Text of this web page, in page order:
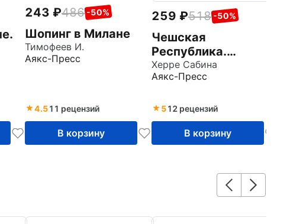
243 486 -50%
Шопинг в Милане
Тимофеев И.
Аякс-Пресс
4.511 рецензий
В корзину
259 518 -50%
Чешская
Республика.
Путеводитель
Херре Сабина
Аякс-Пресс
512 рецензий
В корзину